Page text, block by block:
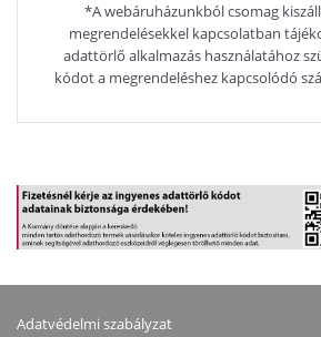
*A webáruházunkból csomag
megrendelésekkel kapcsolatban
adattörlő alkalmazás használatához
kódot a megrendeléshez kapcsolódó
Adatvédelmi szabályzat